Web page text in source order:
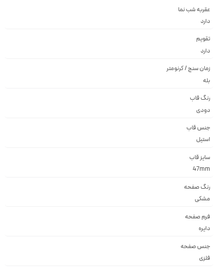
عقربه شب نما
دارد
تقویم
دارد
زمان سنج / کرنومتر
رنگ قاب
دودى
جنس قاب
استيل
سایز قاب
47mm
رنگ صفحه
مشكى
فرم صفحه
دايره
جنس صفحه
فلزى